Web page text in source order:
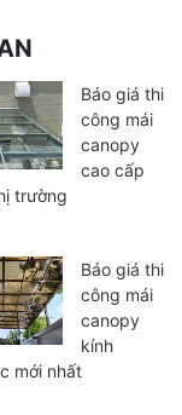
Báo giá thi
công mái
canopy
cao cấp
trường
Báo giá thi
công mái
canopy
kính
mới nhất